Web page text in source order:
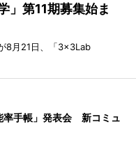
」第11期募集始ま
8月21日、「3×3Lab
率手帳」発表会 新コミュ